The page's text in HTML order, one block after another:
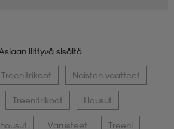
Asiaan liittyvä sisältö
Treenitrikoot Naisten vaatteet
Treenitrikoot Housut
Varusteet Treeni